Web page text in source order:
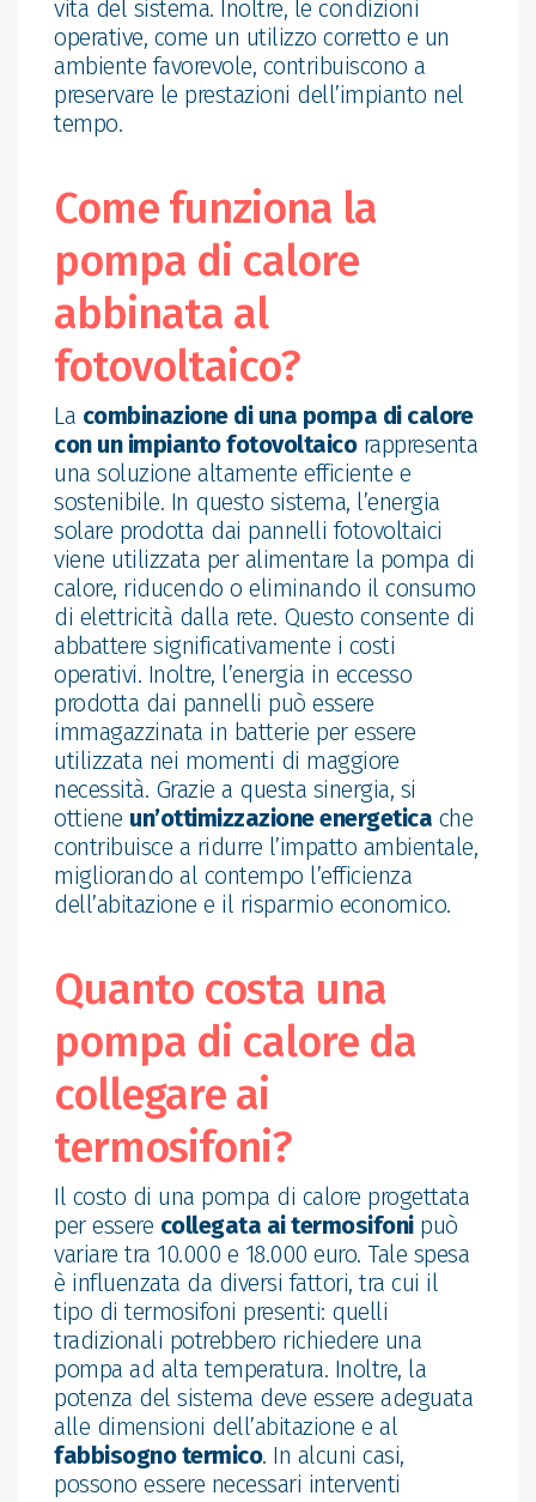
vita del sistema. Inoltre, le condizioni
operative, come un utilizzo corretto e un
ambiente favorevole, contribuiscono a
preservare le prestazioni dell’impianto nel
tempo.
Come funziona la
pompa di calore
abbinata al
fotovoltaico?
La combinazione di una pompa di calore
con un impianto fotovoltaicorappresenta
una soluzione altamente efficiente e
sostenibile. In questo sistema, l’energia
solare prodotta dai pannelli fotovoltaici
viene utilizzata per alimentare la pompa di
calore, riducendo o eliminando il consumo
di elettricità dalla rete. Questo consente di
abbattere significativamente i costi
operativi. Inoltre, l’energia in eccesso
prodotta dai pannelli può essere
immagazzinata in batterie per essere
utilizzata nei momenti di maggiore
necessità. Grazie a questa sinergia, si
ottiene un’ottimizzazione energetica che
contribuisce a ridurre l’impatto ambientale,
migliorando al contempo l’efficienza
dell’abitazione e il risparmio economico.
Quanto costa una
pompa di calore da
collegare ai
termosifoni?
Il costo di una pompa di calore progettata
per essere collegata ai termosifonipuò
variare tra 10.000 e 18.000 euro. Tale spesa
è influenzata da diversi fattori, tra cui il
tipo di termosifoni presenti: quelli
tradizionali potrebbero richiedere una
pompa ad alta temperatura. Inoltre, la
potenza del sistema deve essere adeguata
alle dimensioni dell’abitazione e al
fabbisogno termico. In alcuni casi,
possono essere necessari interventi